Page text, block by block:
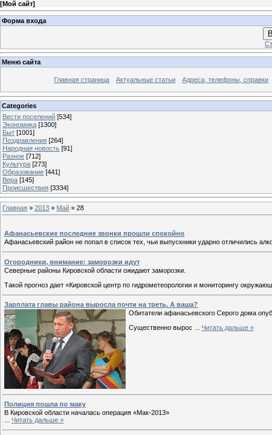
[Мой сайт]
Форма входа
Меню сайта
Главная страница Актуальные статьи Адреса, телефоны, справки
Categories
Вести поселений [534]
Экономика [1300]
Быт [1001]
Поздравления [264]
Народная новость [91]
Разное [712]
Культура [273]
Образование [441]
Вера [145]
Происшествия [3334]
Главная » 2013 » Май » 28
Афанасьевские последние звонки прошли спокойно
Афанасьевский район не попал в список тех, чьи выпускники ударно отличились
Огородники, внимание: заморозки идут
Северные районы Кировской области ожидают заморозки.
Такой прогноз дает «Кировской центр по гидрометеорологии и мониторингу
Зарплата главы района выросла почти на треть. А ваша?
Обитатели афанасьевского Серого дома
Существенно вырос
Читать дальше »
Полиция пошла по маку
В Кировской области началась операция «Мак-2013»
Читать дальше »